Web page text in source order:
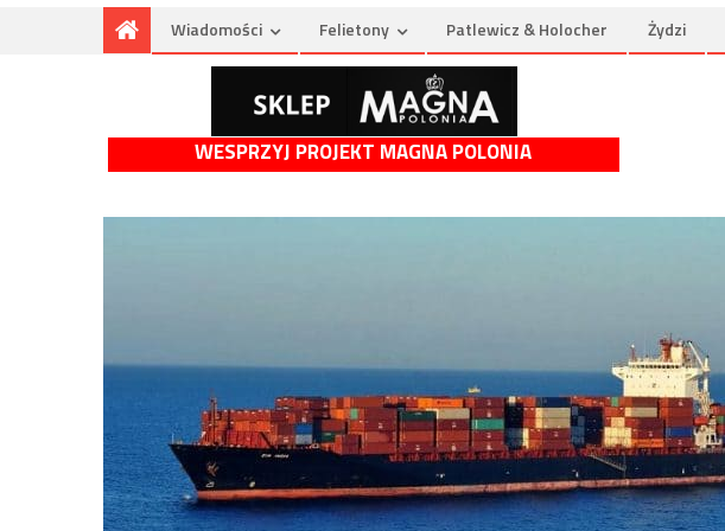
Wiadomości Felietony Patlewicz & Holocher Żydzi
WESPRZYJ PROJEKT MAGNA POLONIA